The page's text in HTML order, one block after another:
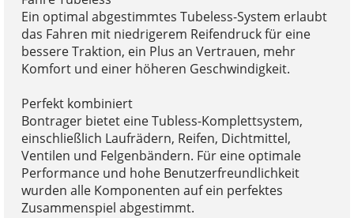
Ein optimal abgestimmtes Tubeless-System erlaubt
das Fahren mit niedrigerem Reifendruck für eine
bessere Traktion, ein Plus an Vertrauen, mehr
Komfort und einer höheren Geschwindigkeit.
Perfekt kombiniert
Bontrager bietet eine Tubless-Komplettsystem,
einschließlich Laufrädern, Reifen, Dichtmittel,
Ventilen und Felgenbändern. Für eine optimale
Performance und hohe Benutzerfreundlichkeit
wurden alle Komponenten auf ein perfektes
Zusammenspiel abgestimmt.